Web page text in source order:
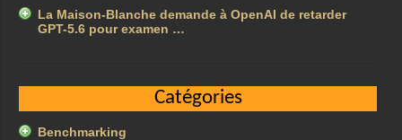
La Maison-Blanche demande à OpenAI de retarder
GPT-5.6 pour examen …
Catégories
Benchmarking